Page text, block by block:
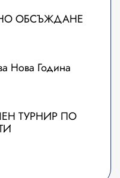
ОБСЪЖДАНЕ
Нова Година
ТУРНИР ПО